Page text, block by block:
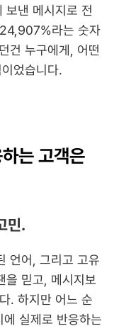
낸 메시지로 전
라는 숫자
건 누구에게, 어떤
었습니다.
는 고객은
민.
언어, 그리고 고유
을 믿고, 메시지보
. 하지만 어느 순
실제로 반응하는